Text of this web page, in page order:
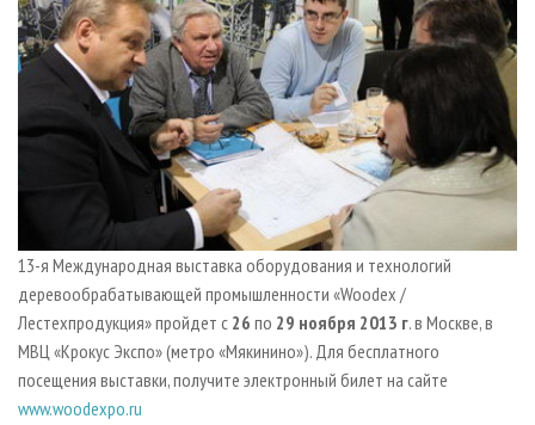
13-я Международная выставка оборудования и технологий
деревообрабатывающей промышленности «Woodex /
Лестехпродукция» пройдет с 26 по 29 ноября 2013 г. в Москве, в
МВЦ «Крокус Экспо» (метро «Мякинино»). Для бесплатного
посещения выставки, получите электронный билет на сайте
www.woodexpo.ru